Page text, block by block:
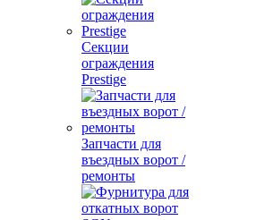
Секции
ограждения
Prestige
Запчасти для
въездных ворот /
ремонты